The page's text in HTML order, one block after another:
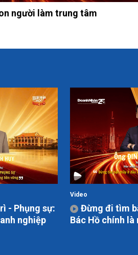
người làm trung tâm
- Phụng sự:
nghiệp
Video
Đừng đi tìm
Bác Hồ chính